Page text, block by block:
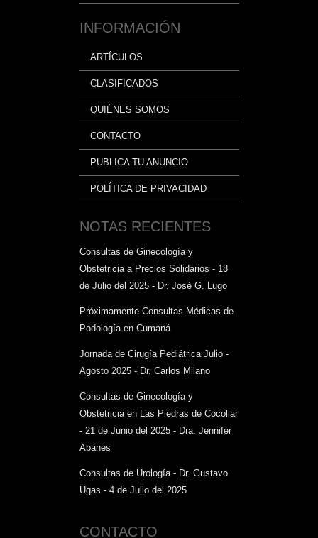
INFORMACIÓN
ARTÍCULOS
CLASIFICADOS
QUIÉNES SOMOS
CONTACTO
PUBLICA TU ANUNCIO
POLÍTICA DE PRIVACIDAD
NOTAS RECIENTES
Consultas de Ginecología y
Obstetricia a Precios Solidarios - 18
de Julio del 2025 - Dr. José G. Lugo
Próximamente Consultas Médicas de
Podología en Cumaná
Jornada de Cirugía Pediátrica Julio -
Agosto 2025 - Dr. Carlos Milano
Consultas de Ginecología y
Obstetricia en Las Piedras de Cocollar
- 21 de Junio del 2025 - Dra. Jennifer
Abanes
Consultas de Urología - Dr. Gustavo
Ugas - 4 de Julio del 2025
CONTACTO